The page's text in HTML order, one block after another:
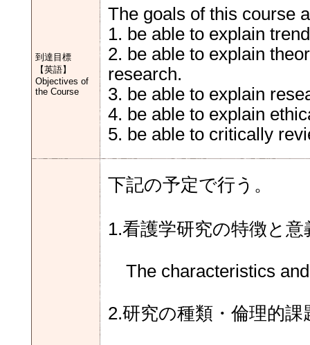
到達目標
【英語】
Objectives of
the Course
The goals of this course
1. be able to explain
2. be able to explain
research.
3. be able to explain
4. be able to explain
5. be able to critically
下記の予定で行う。
1.看護学研究の特徴と
The characteristics
2.研究の種類・倫理的